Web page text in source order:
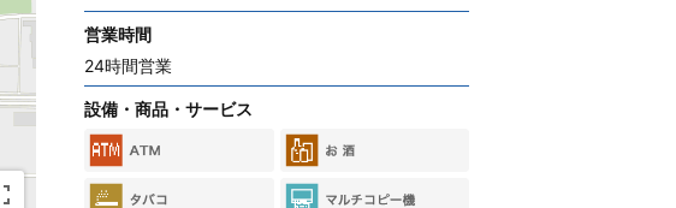
営業時間
24時間営業
設備・商品・サービス